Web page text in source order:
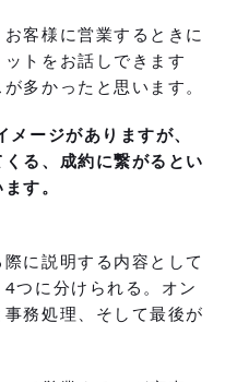
客様に営業するときに
トをお話しできます
多かったと思います。
ージがありますが、
る、成約に繋がるとい
す。
に説明する内容として
つに分けられる。オン
務処理、そして最後が